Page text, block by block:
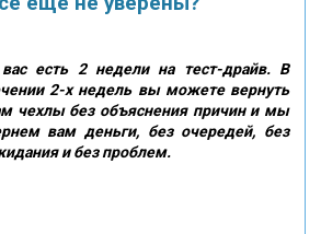
есть 2 недели на тест-драйв. В
2-х недель вы можете вернуть
чехлы без объяснения причин и мы
вам деньги, без очередей, без
и без проблем.